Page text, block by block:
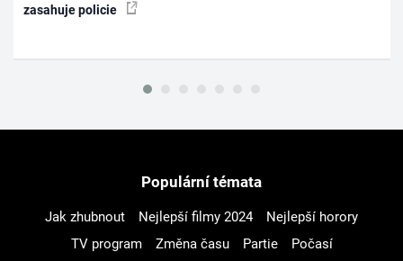
zasahuje policie
Populární témata
Jak zhubnout Nejlepší filmy 2024
Nejlepší horory
TV program
Změna času Partie
Počasí